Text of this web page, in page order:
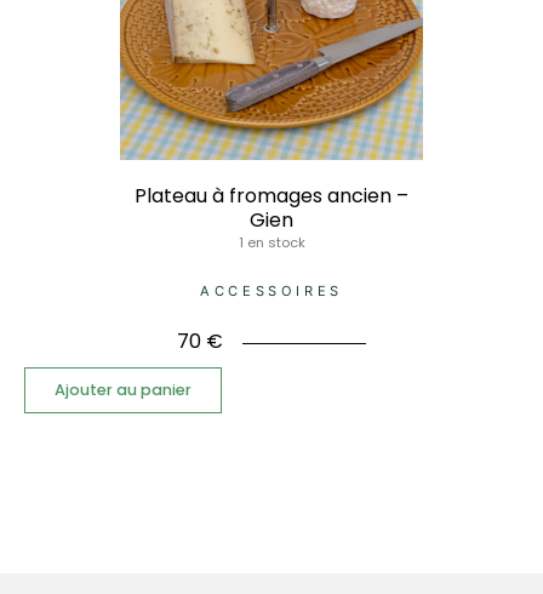
Plateau à fromages ancien –
Gien
1 en stock
ACCESSOIRES
70 €
Ajouter au panier